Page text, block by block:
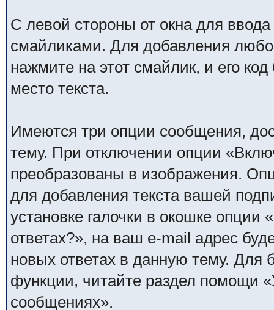
С левой стороны от окна для
смайликами. Для добавления
нажмите на этот смайлик, и его
место текста.
Имеются три опции сообщения,
тему. При отключении опции
преобразованы в изображения.
для добавления текста вашей
установке галочки в окошке
ответах?», на ваш e-mail адрес
новых ответах в данную тему.
функции, читайте раздел помощи
сообщениях».